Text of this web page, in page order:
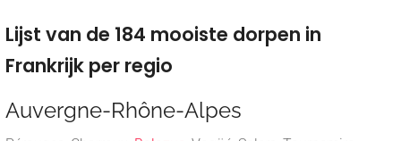
Lijst van de 184 mooiste dorpen in
Frankrijk per regio
Auvergne-Rhône-Alpes